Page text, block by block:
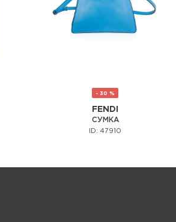
- 30 %
FENDI
СУМКА
ID: 47910